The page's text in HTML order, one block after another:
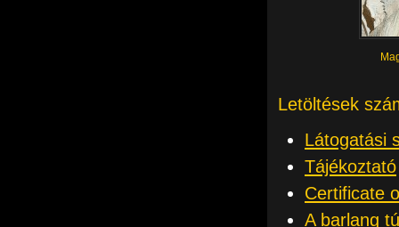
Letöltések
Látogatási
Tájékoztató
Certificate
A barlang